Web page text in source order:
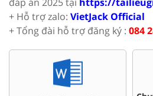
+ Hỗ trợ zalo: VietJack Official
+ Tổng đài hỗ trợ đăng ký : 084